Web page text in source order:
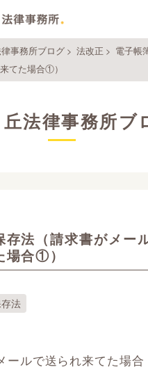
事務所ブログ> 法改正 > 電子帳
来てた場合①）
法律事務所ブ
存法（請求書がメー
場合①）
法
ールで送られ来てた場合